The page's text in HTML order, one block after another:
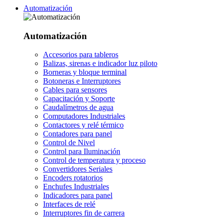
Automatización
Automatización
Accesorios para tableros
Balizas, sirenas e indicador luz piloto
Borneras y bloque terminal
Botoneras e Interruptores
Cables para sensores
Capacitación y Soporte
Caudalímetros de agua
Computadores Industriales
Contactores y relé térmico
Contadores para panel
Control de Nivel
Control para Iluminación
Control de temperatura y proceso
Convertidores Seriales
Encoders rotatorios
Enchufes Industriales
Indicadores para panel
Interfaces de relé
Interruptores fin de carrera